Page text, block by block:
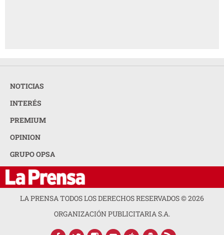
NOTICIAS
INTERÉS
PREMIUM
OPINION
GRUPO OPSA
LA PRENSA TODOS LOS DERECHOS RESERVADOS ©2026
ORGANIZACIÓN PUBLICITARIA S.A.